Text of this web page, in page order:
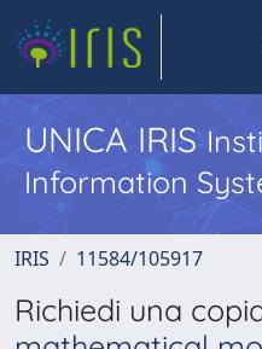
UNICA IRIS
Information
IRIS 11584/105917
Richiedi una